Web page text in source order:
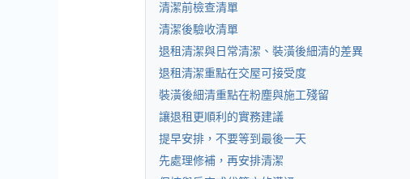
清潔前檢查清單
清潔後驗收清單
退租清潔與日常清潔、裝潢後細清的差異
退租清潔重點在交屋可接受度
裝潢後細清重點在粉塵與施工殘留
讓退租更順利的實務建議
提早安排，不要等到最後一天
先處理修補，再安排清潔